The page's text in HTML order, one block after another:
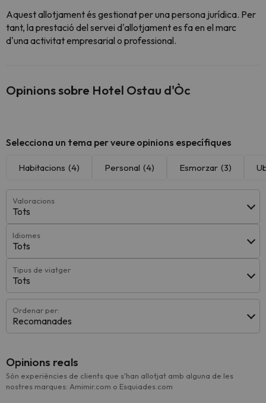
Aquest allotjament és gestionat per una persona jurídica. Per
tant, la prestació del servei d'allotjament es fa en el marc
d'una activitat empresarial o professional.
Opinions sobre Hotel Ostau d'Òc
Selecciona un tema per veure opinions específiques
Habitacions (4) Personal (4) Esmorzar (3)
Valoracions
Tots
Idiomes
Tots
Tipus de viatger
Tots
Ordenar per:
Recomanades
Opinions reals
Són experiències de clients que s'han allotjat amb alguna de les
nostres marques: Amimir.com o Esquiades.com